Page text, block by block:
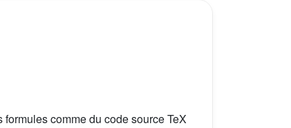
formules comme du code source TeX